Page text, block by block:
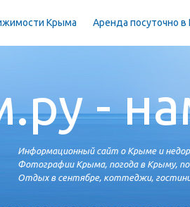
Крыма Аренда посуточно
-
Информационный сайт о Крыме и
Фотографии Крыма, погода в Крыму,
Отдых в сентябре, коттеджи,